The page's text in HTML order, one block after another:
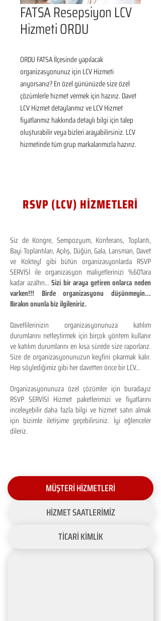
FATSA Resepsiyon LCV
Hizmeti ORDU
ORDU FATSA İlçesinde yapılacak
organizasyonunuz için LCV Hizmeti
arıyorsanız? En özel gününüzde size özel
çözümlerle hizmet vermek için hazırız. Davet
LCV Hizmet detaylarımız ve LCV Hizmet
fiyatlarımız hakkında detaylı bilgi için talep
oluşturabilir veya bizleri arayabilirsiniz. LCV
hizmetinde tüm grup markalarımızla hazırız.
RSVP (LCV) HİZMETLERİ
Siz de Kongre, Sempozyum, Konferans, Toplantı,
Bayi Toplantıları, Açılış, Düğün, Gala, Lansman, Davet
ve Kokteyl gibi bütün organizasyonlarda RSVP
SERVİSİ ile organizasyon maliyetlerinizi %60'lara
kadar azaltın...Sizi bir araya getiren onlarca neden
varken!!! Birde organizasyonu düşünmeyin...
Bırakın onunla biz ilgileniriz.
Davetlilerinizin organizasyonunuza katılım
durumlarını netleştirmek için birçok yöntem kullanır
ve katılım durumlarını en kısa sürede size raporlarız.
Size de organizasyonunuzun keyfini çıkarmak kalır.
Hep söylediğimiz gibi her davetten önce bir LCV...
Organizasyonunuza özel çözümler için buradayız
RSVP SERVİSİ Hizmet paketlerimizi ve fiyatlarını
inceleyebilir daha fazla bilgi ve hizmet satın almak
için bizimle iletişime geçebilirsiniz. İyi eğlenceler
dileriz.
MÜŞTERİ HİZMETLERİ
HİZMET SAATLERİMİZ
TİCARİ KİMLİK